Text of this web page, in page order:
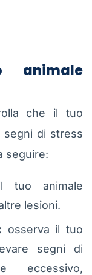
animale
che il tuo
segni di stress
seguire:
tuo animale
lesioni.
osserva il tuo
segni di
eccessivo,